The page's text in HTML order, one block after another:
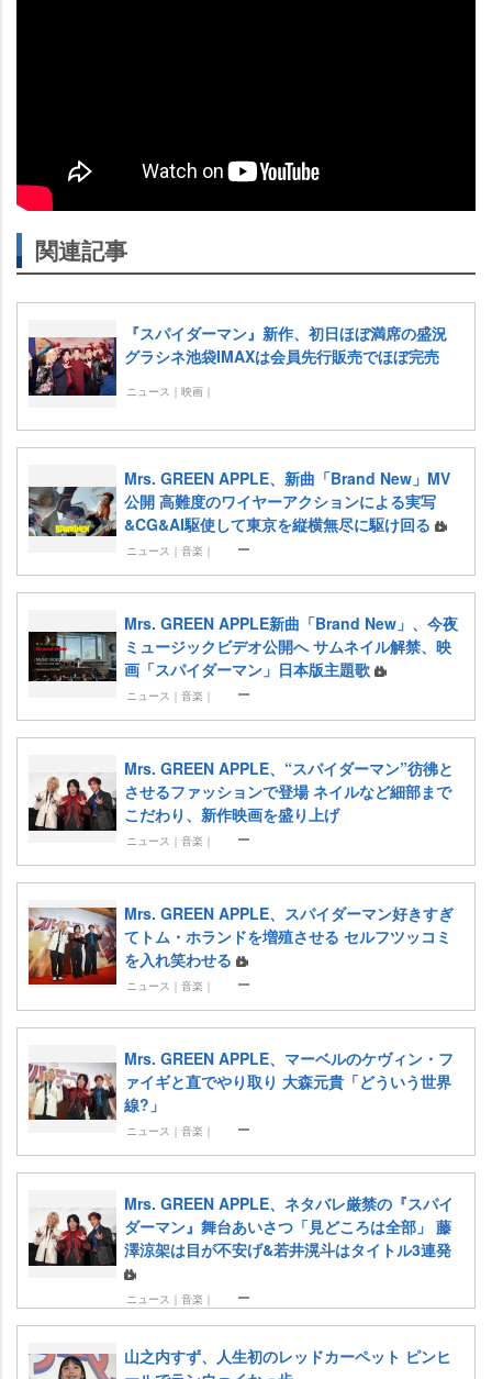
関連記事
『スパイダーマン』新作、初日ほぼ満席の盛況
グラシネ池袋IMAXは会員先行販売でほぼ完売
ニュース｜映画｜
Mrs. GREEN APPLE、新曲「Brand New」MV
公開 高難度のワイヤーアクションによる実写
&CG&AI駆使して東京を縦横無尽に駆け回る
ニュース｜音楽｜
Mrs. GREEN APPLE新曲「Brand New」、今夜
ミュージックビデオ公開へ サムネイル解禁、映
画「スパイダーマン」日本版主題歌
ニュース｜音楽｜
Mrs. GREEN APPLE、“スパイダーマン”彷彿と
させるファッションで登場 ネイルなど細部まで
こだわり、新作映画を盛り上げ
ニュース｜音楽｜
Mrs. GREEN APPLE、スパイダーマン好きすぎ
てトム・ホランドを増殖させる セルフツッコミ
を入れ笑わせる
ニュース｜音楽｜
Mrs. GREEN APPLE、マーベルのケヴィン・フ
ァイギと直でやり取り 大森元貴「どういう世界
線?」
ニュース｜音楽｜
Mrs. GREEN APPLE、ネタバレ厳禁の『スパイ
ダーマン』舞台あいさつ「見どころは全部」 藤
澤涼架は目が不安げ&若井滉斗はタイトル3連発
ニュース｜音楽｜
山之内すず、人生初のレッドカーペット ピンヒ